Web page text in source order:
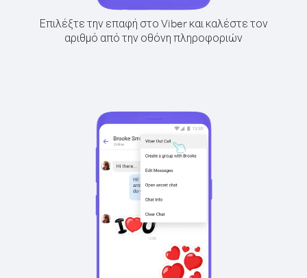
Επιλέξτε την επαφή στο Viber και καλέστε τον
αριθμό από την οθόνη πληροφοριών